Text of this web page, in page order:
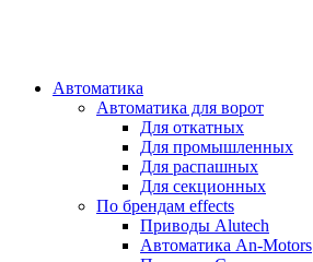
Автоматика
Автоматика для ворот
Для откатных
Для промышленных
Для распашных
Для секционных
По брендам effects
Приводы Alutech
Автоматика An-Motors